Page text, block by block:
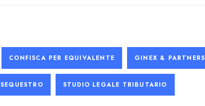
CONFISCA PER EQUIVALENTE GINEX & PARTNERS
SEQUESTRO STUDIO LEGALE TRIBUTARIO